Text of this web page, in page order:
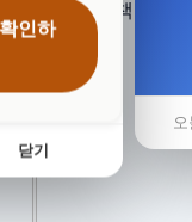
인하
닫기
오